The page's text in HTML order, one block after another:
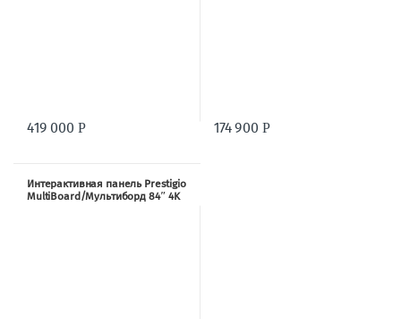
419 000 Р 174 900 Р
Интерактивная панель Prestigio
MultiBoard/Мультиборд 84″ 4K